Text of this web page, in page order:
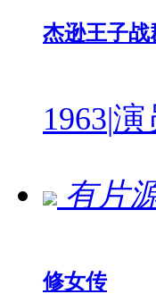
杰逊王子战
1963|演
有片
修女传